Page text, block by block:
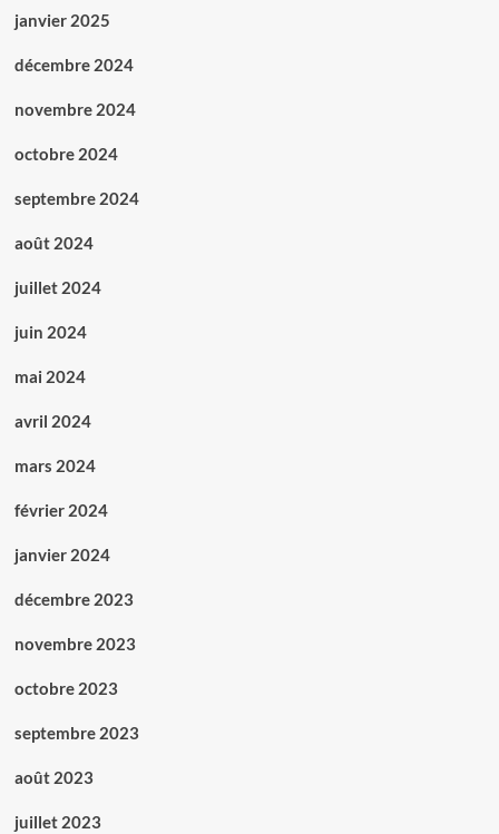
janvier 2025
décembre 2024
novembre 2024
octobre 2024
septembre 2024
août 2024
juillet 2024
juin 2024
mai 2024
avril 2024
mars 2024
février 2024
janvier 2024
décembre 2023
novembre 2023
octobre 2023
septembre 2023
août 2023
juillet 2023